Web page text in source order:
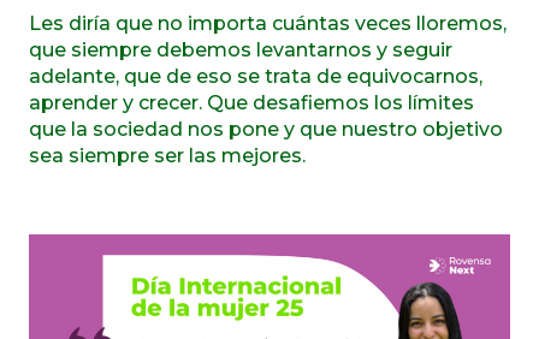
Les diría que no importa cuántas veces lloremos,
que siempre debemos levantarnos y seguir
adelante, que de eso se trata de equivocarnos,
aprender y crecer. Que desafiemos los límites
que la sociedad nos pone y que nuestro objetivo
sea siempre ser las mejores.